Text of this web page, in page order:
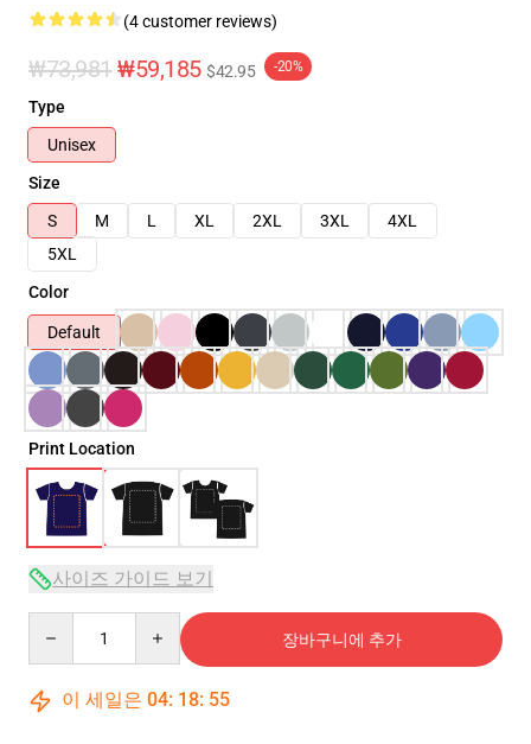
(4 customer reviews)
₩73,981 ₩59,185 $42.95 -20%
Type
Unisex
Size
S
M L XL 2XL 3XL
4XL
5XL
Color
Default
Print Location
사이즈 가이드 보기
장바구니에 추가
이 세일은 04: 18: 54